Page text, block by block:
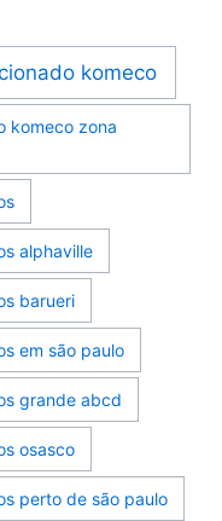
komeco
komeco zona
alphaville
barueri
em são paulo
grande abcd
osasco
perto de são paulo